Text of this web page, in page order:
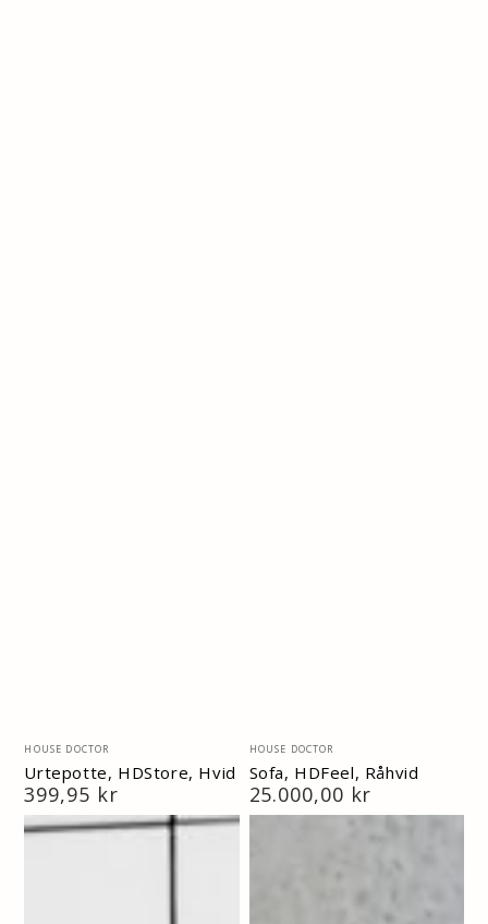
Vendor:
HOUSE DOCTOR
Urtepotte, HDStore, Hvid
Normal
pris
399,95 kr
Vendor:
HOUSE DOCTOR
Sofa, HDFeel, Råhvid
Normal
pris
25.000,00 kr